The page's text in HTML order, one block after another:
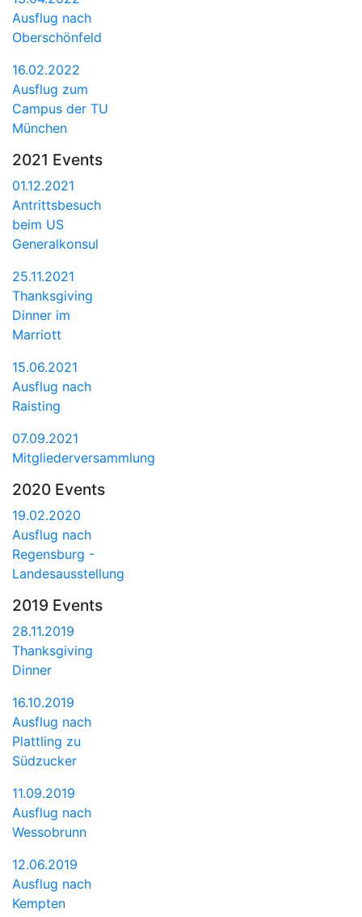
Ausflug nach
Oberschönfeld
16.02.2022
Ausflug zum
Campus der TU
München
2021 Events
01.12.2021
Antrittsbesuch
beim US
Generalkonsul
25.11.2021
Thanksgiving
Dinner im
Marriott
15.06.2021
Ausflug nach
Raisting
07.09.2021
Mitgliederversammlung
2020 Events
19.02.2020
Ausflug nach
Regensburg -
Landesausstellung
2019 Events
28.11.2019
Thanksgiving
Dinner
16.10.2019
Ausflug nach
Plattling zu
Südzucker
11.09.2019
Ausflug nach
Wessobrunn
12.06.2019
Ausflug nach
Kempten